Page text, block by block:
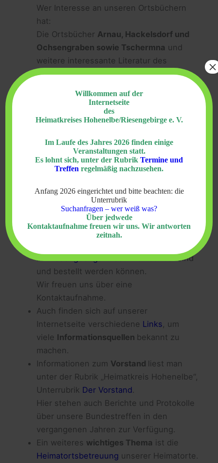
Wer Interesse an unseren Ortsbüchern
hat:
Die Ortsbücher Arnau, Hackelsdorf und
Ochsengraben sowie Tschermna und
weitere interessante Literatur des
Heimatkreises haben wir noch vorrätig –
Marktoberdorfoder auf Bestellung.
Es lässt sich insofern vermeiden, auf
diverse hochpreise Angebote im Internet
zu reagieren;
auch ist der Nachdruck nicht mehr
vorhandener Ortsbüchermeist
Hingewiesen sei auch auf unsere
Bibliographie; in der Rubrik, in der die
Bibliographie vorgesetellt wird, gibt es
zudem Informationen zu den
im
einsehbar sind
und bestellt werden können.
Wir freuen uns über eine
Kontaktaufnahme.
Auch finden sich auf unserer
Internetseite verschiedene Links , um
viele Informationsquellen bekannt zu
machen.
Informationen zum Vorstand liest man
unter der Rubrik „Heimatkreis Hohenelbe“,
Unterrubrik Der Vorstand.
Hier stehen auch Berichte und Protokolle
über unsere Bundestreffen in den
vergangenen Jahren zur Verfügung.
Ein weiteres wichtiges Thema ist die
Heimatortsbetreuung unserer Heimatorte.
Willkommen auf der
Internetseite
des
Heimatkreises Hohenelbe/Riesengebirge e. V.
Im Laufe des Jahres 2026 finden einige
Veranstaltungen statt.
Es lohnt sich, unter der Rubrik Termine und
Treffen regelmäßig nachzusehen.
Anfang 2026 eingerichtet und bitte beachten: die
Unterrubrik
Suchanfragen – wer weiß was?
Über jedwede
Kontaktaufnahme freuen wir uns. Wir antworten
zeitnah.
×